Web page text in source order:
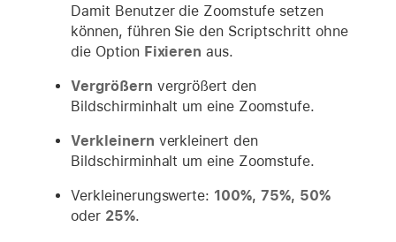
Damit Benutzer die Zoomstufe setzen
können, führen Sie den Scriptschritt ohne
die Option Fixieren aus.
Vergrößern vergrößert den
Bildschirminhalt um eine Zoomstufe.
Verkleinern verkleinert den
Bildschirminhalt um eine Zoomstufe.
Verkleinerungswerte: 100%,75%, 50%
oder 25%.